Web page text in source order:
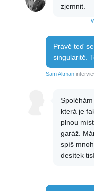
zjemnit.
Právě teď
singularitě.
Sam Altman
která je
plnou
garáž.
spíš
desítek